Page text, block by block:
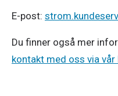
E-post:
Du finner også mer
kontakt med oss via vår